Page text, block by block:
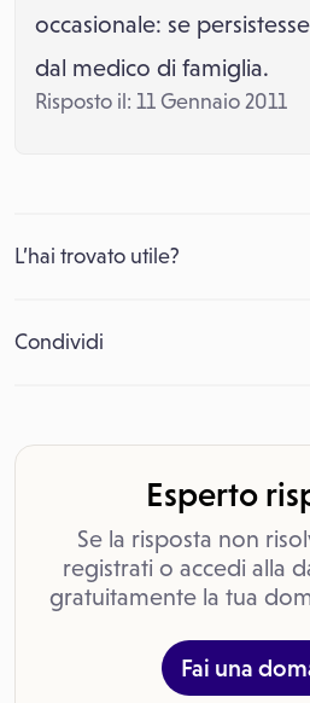
occasionale: se
dal medico di famiglia.
Risposto il: 11 Gennaio 2011
L’hai trovato utile?
Condividi
Esperto
Se la risposta non
registrati o accedi alla
gratuitamente la tua
Fai una